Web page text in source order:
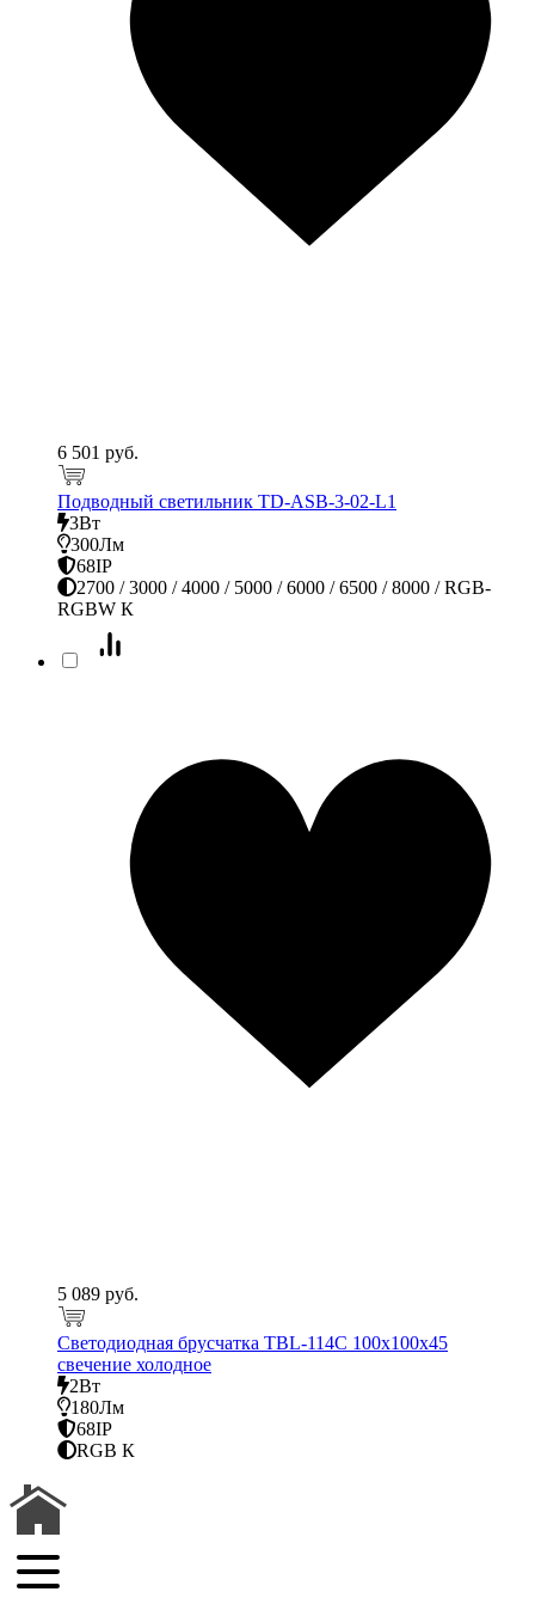
6 501 руб.
Подводный светильник TD-ASB-3-02-L1
3Вт
300Лм
68IP
2700 / 3000 / 4000 / 5000 / 6000 / 6500 / 8000 / RGB-
RGBW К
5 089 руб.
Светодиодная брусчатка TBL-114C 100x100x45
свечение холодное
2Вт
180Лм
68IP
RGB К